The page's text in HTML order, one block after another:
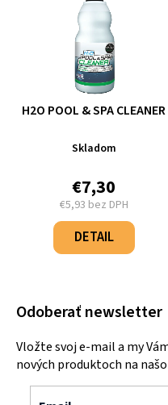
H2O POOL & SPA CLEANER
Skladom
€7,30
€5,93 bez DPH
Jednotková
cena:
DETAIL
Odoberať newsletter
Vložte svoj e-mail a my
nových produktoch na